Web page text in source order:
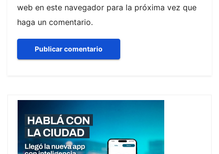
web en este navegador para la próxima vez que
haga un comentario.